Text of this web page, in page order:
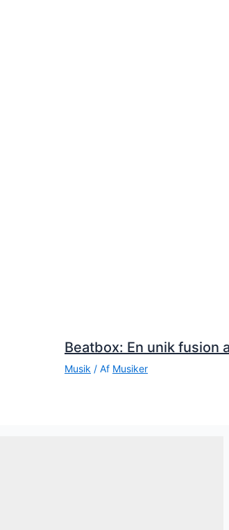
Beatbox: En unik fusion
Musik / Af Musiker